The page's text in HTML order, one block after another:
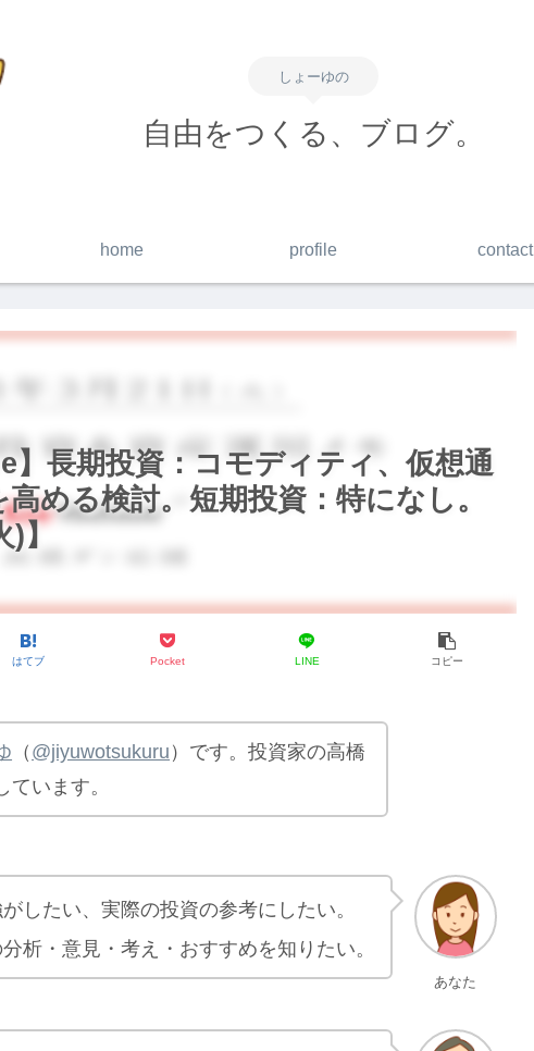
しょーゆの
自由をつくる、ブログ。
home profile contact
】長期投資：コモディティ、仮想通
める検討。短期投資：特になし。
)】
はてブ Pocket LINE コピー
（ @jiyuwotsukuru ）です。投資家の高橋
います。
あなた
したい、実際の投資の参考にしたい。
析・意見・考え・おすすめを知りたい。